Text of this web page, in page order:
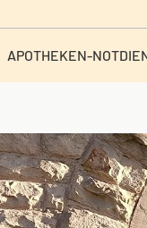
APOTHEKEN-